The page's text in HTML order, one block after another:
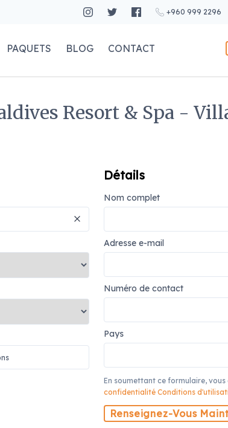
+960 999 2296
PAQUETS BLOG CONTACT
Resort & Spa -
Détails
Nom complet
Adresse e-mail
Numéro de contact
Pays
En soumettant ce formulaire,
confidentialité Conditions
Renseignez-Vous